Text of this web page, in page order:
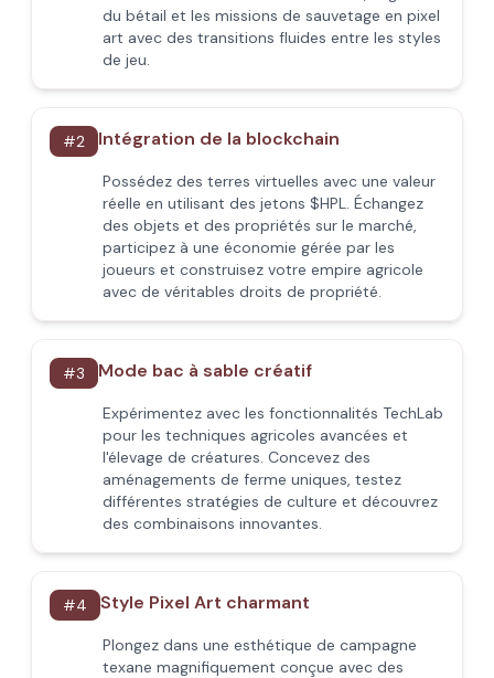
du bétail et les missions de sauvetage en pixel
art avec des transitions fluides entre les styles
de jeu.
#2 Intégration de la blockchain
Possédez des terres virtuelles avec une valeur
réelle en utilisant des jetons $HPL. Échangez
des objets et des propriétés sur le marché,
participez à une économie gérée par les
joueurs et construisez votre empire agricole
avec de véritables droits de propriété.
#3 Mode bac à sable créatif
Expérimentez avec les fonctionnalités TechLab
pour les techniques agricoles avancées et
l'élevage de créatures. Concevez des
aménagements de ferme uniques, testez
différentes stratégies de culture et découvrez
des combinaisons innovantes.
#4 Style Pixel Art charmant
Plongez dans une esthétique de campagne
texane magnifiquement conçue avec des